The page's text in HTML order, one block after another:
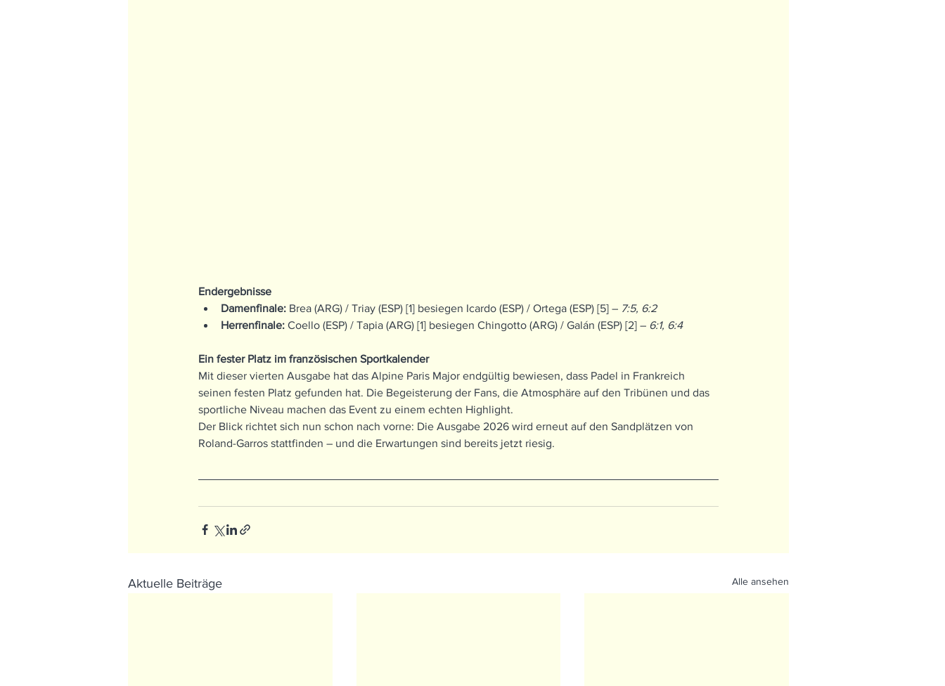
Endergebnisse
Damenfinale: Brea (ARG) / Triay (ESP) [1] besiegen Icardo (ESP) / Ortega (ESP) [5] – 7:5, 6:2
Herrenfinale: Coello (ESP) / Tapia (ARG) [1] besiegen Chingotto (ARG) / Galán (ESP) [2] – 6:1, 6:4
Ein fester Platz im französischen Sportkalender
Mit dieser vierten Ausgabe hat das Alpine Paris Major endgültig bewiesen, dass Padel in Frankreich
seinen festen Platz gefunden hat. Die Begeisterung der Fans, die Atmosphäre auf den Tribünen und das
sportliche Niveau machen das Event zu einem echten Highlight.
Der Blick richtet sich nun schon nach vorne: Die Ausgabe 2026 wird erneut auf den Sandplätzen von
Roland-Garros stattfinden – und die Erwartungen sind bereits jetzt riesig.
Aktuelle Beiträge Alle ansehen